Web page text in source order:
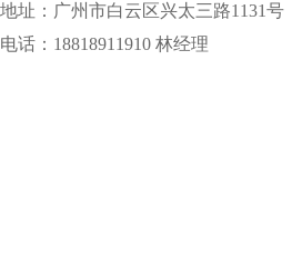
地址：广州市白云区兴太三路1131号
电话：18818911910 林经理